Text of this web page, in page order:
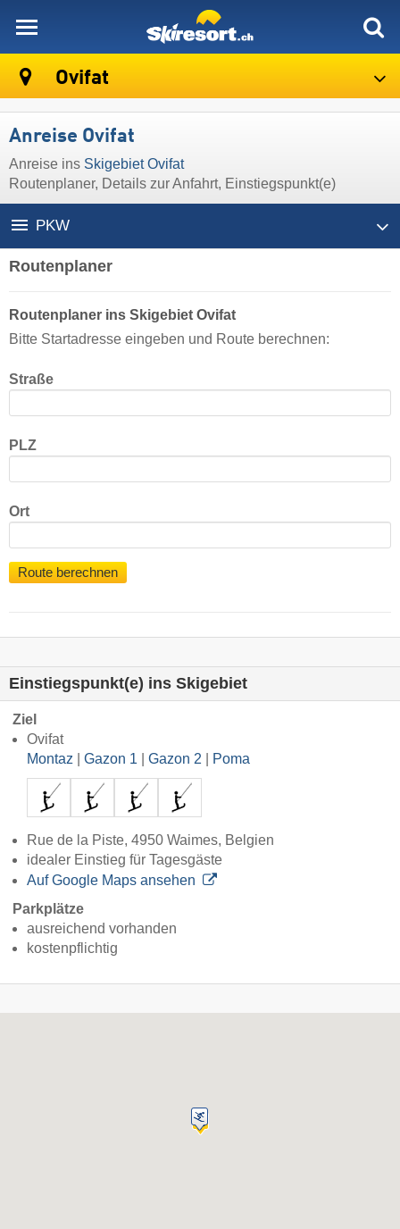
Ovifat
Anreise Ovifat
Anreise ins Skigebiet Ovifat
Routenplaner, Details zur Anfahrt, Einstiegspunkt(e)
PKW
Routenplaner
Routenplaner ins Skigebiet Ovifat
Bitte Startadresse eingeben und Route berechnen:
Straße
PLZ
Ort
Route berechnen
Einstiegspunkt(e) ins Skigebiet
Ziel
Ovifat
Montaz
Gazon 1 Gazon 2 Poma
Rue de la Piste, 4950 Waimes, Belgien
idealer Einstieg für Tagesgäste
Auf Google Maps ansehen
Parkplätze
ausreichend vorhanden
kostenpflichtig